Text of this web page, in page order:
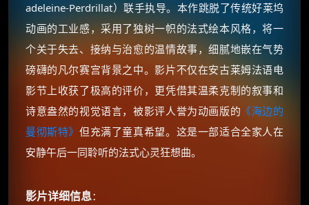
adeleine-Perdrillat）联手执导。本作跳脱了传统好莱坞
动画的工业感，采用了独树一帜的法式绘本风格，将一
个关于失去、接纳与治愈的温情故事，细腻地嵌在气势
磅礴的凡尔赛宫背景之中。影片不仅在安古莱姆法语电
影节上收获了极高的评价，更凭借其温柔克制的叙事和
诗意盎然的视觉语言，被影评人誉为动画版的 《海边的
曼彻斯特》但充满了童真希望。这是一部适合全家人在
安静午后一同聆听的法式心灵狂想曲。
影片详细信息：